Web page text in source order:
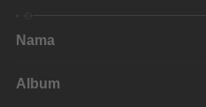
Nama
Album